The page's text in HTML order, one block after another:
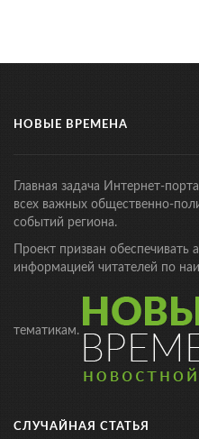
НОВЫЕ ВРЕМЕНА
Главная задача Интернет-
всех важных общественно-
событий региона.
Проект призван обеспечивать
информацией читателей по
тематикам.
СЛУЧАЙНАЯ СТАТЬЯ